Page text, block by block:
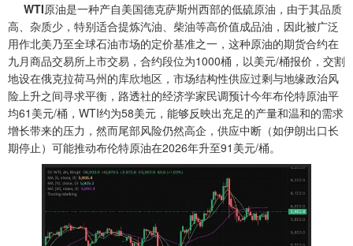
WTI原油是一种产自美国德克萨斯州西部的低硫原油，由于其品质
高、杂质少，特别适合提炼汽油、柴油等高价值成品油，因此被广泛
用作北美乃至全球石油市场的定价基准之一，这种原油的期货合约在
九月商品交易所上市交易，合约段位为1000桶，以美元/桶报价，交割
地设在俄克拉荷马州的库欣地区，市场结构性供应过剩与地缘政治风
险上升之间寻求平衡，路透社的经济学家民调预计今年布伦特原油平
均61美元/桶，WTI约为58美元，能够反映出充足的产量和温和的需求
增长带来的压力，然而尾部风险仍然高企，供应中断（如伊朗出口长
期停止）可能推动布伦特原油在2026年升至91美元/桶。